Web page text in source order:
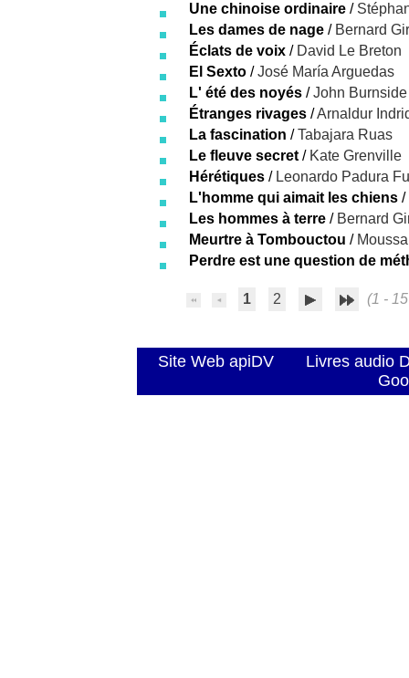
Une chinoise ordinaire /
Les dames de nage / Bernard
Éclats de voix / David Le Breton
El Sexto /José María Arguedas
L' été des noyés /John Burnside
Étranges rivages /Arnaldur
La fascination /Tabajara Ruas
Le fleuve secret / Kate Grenville
Hérétiques / Leonardo Padura
L'homme qui aimait les chiens /
Les hommes à terre / Bernard
Meurtre à Tombouctou /
Perdre est une question de
1 2 (1 -
Site Web apiDV
Livres audio